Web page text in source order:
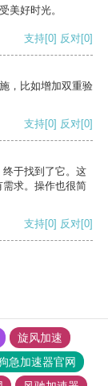
美好时光。
支持[0] 反对[0]
，比如增加双重验
支持[0] 反对[0]
于找到了它。这
求。操作也很简
支持[0] 反对[0]
旋风加速
急加速器官网